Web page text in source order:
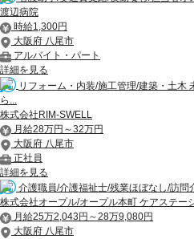
渡辺病院
時給1,300円
大阪府 八尾市
アルバイト・パート
詳細を見る
リフォーム・内装/施工管理/建築・土木
ら...
株式会社RIM-SWELL
月給28万円～32万円
大阪府 八尾市
正社員
詳細を見る
介護職員/介護福祉士/残業ほぼなし/訪問
株式会社オープル/オープル本町 ケアステー
月給25万2,043円～28万9,080円
大阪府 八尾市